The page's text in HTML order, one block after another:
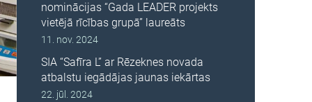
nominācijas “Gada LEADER projekts
vietējā rīcības grupā” laureāts
11. nov. 2024
SIA “Safīra L” ar Rēzeknes novada
atbalstu iegādājas jaunas iekārtas
22. jūl. 2024